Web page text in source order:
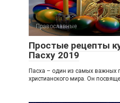
Православные
Простые рецепты
Пасху 2019
Пасха – один из самых важных
христианского мира. Он